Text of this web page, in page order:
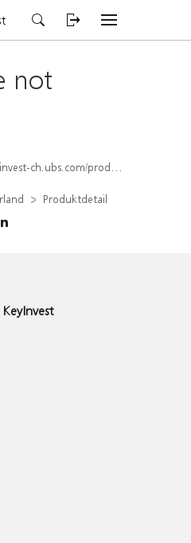
not
produkt/detail/index/isin/CH1565648750
Produktdetail